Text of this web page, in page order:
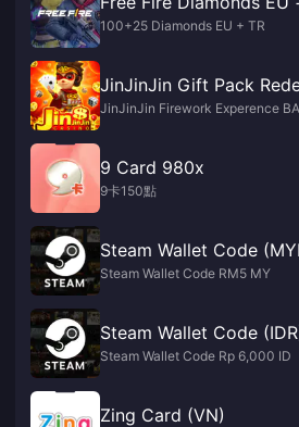
100+25 Diamonds EU + TR
JinJinJin Gift Pack
JinJinJin Firework Experence
9 Card 980x
9卡150點
Steam Wallet Code
Steam Wallet Code RM5 MY
Steam Wallet Code
Steam Wallet Code Rp 6,000 ID
Zing Card (VN)